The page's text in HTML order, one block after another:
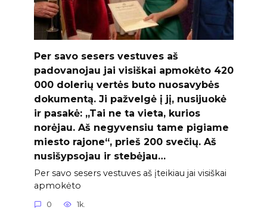
Per savo sesers vestuves aš
padovanojau jai visiškai apmokėto 420
000 dolerių vertės buto nuosavybės
dokumentą. Ji pažvelgė į jį, nusijuokė
ir pasakė: „Tai ne ta vieta, kurios
norėjau. Aš negyvensiu tame pigiame
miesto rajone“, prieš 200 svečių. Aš
nusišypsojau ir stebėjau…
Per savo sesers vestuves aš įteikiau jai visiškai
apmokėto
0 1k.